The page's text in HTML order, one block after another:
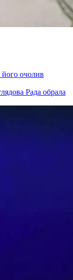
його очолив
Рада обрала